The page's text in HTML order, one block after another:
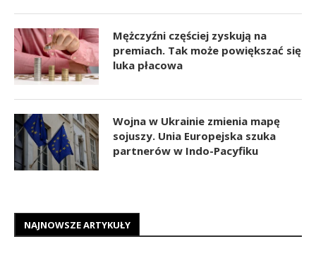
Mężczyźni częściej zyskują na
premiach. Tak może powiększać się
luka płacowa
Wojna w Ukrainie zmienia mapę
sojuszy. Unia Europejska szuka
partnerów w Indo-Pacyfiku
NAJNOWSZE ARTYKUŁY